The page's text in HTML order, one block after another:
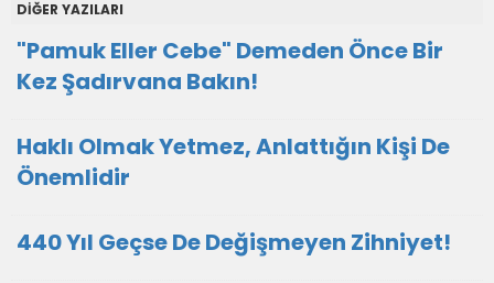
DİĞER YAZILARI
"Pamuk Eller Cebe" Demeden Önce Bir
Kez Şadırvana Bakın!
Haklı Olmak Yetmez, Anlattığın Kişi De
Önemlidir
440 Yıl Geçse De Değişmeyen Zihniyet!